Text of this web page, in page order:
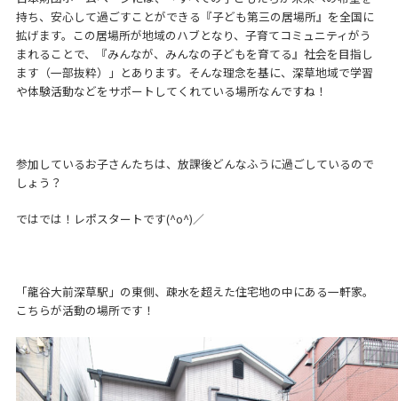
持ち、安心して過ごすことができる『子ども第三の居場所』を全国に
拡げます。この居場所が地域のハブとなり、子育てコミュニティがう
まれることで、『みんなが、みんなの子どもを育てる』社会を目指し
ます（一部抜粋）」とあります。そんな理念を基に、深草地域で学習
や体験活動などをサポートしてくれている場所なんですね！
参加しているお子さんたちは、放課後どんなふうに過ごしているので
しょう？
ではでは！レポスタートです(^o^)／
「龍谷大前深草駅」の東側、疎水を超えた住宅地の中にある一軒家。
こちらが活動の場所です！